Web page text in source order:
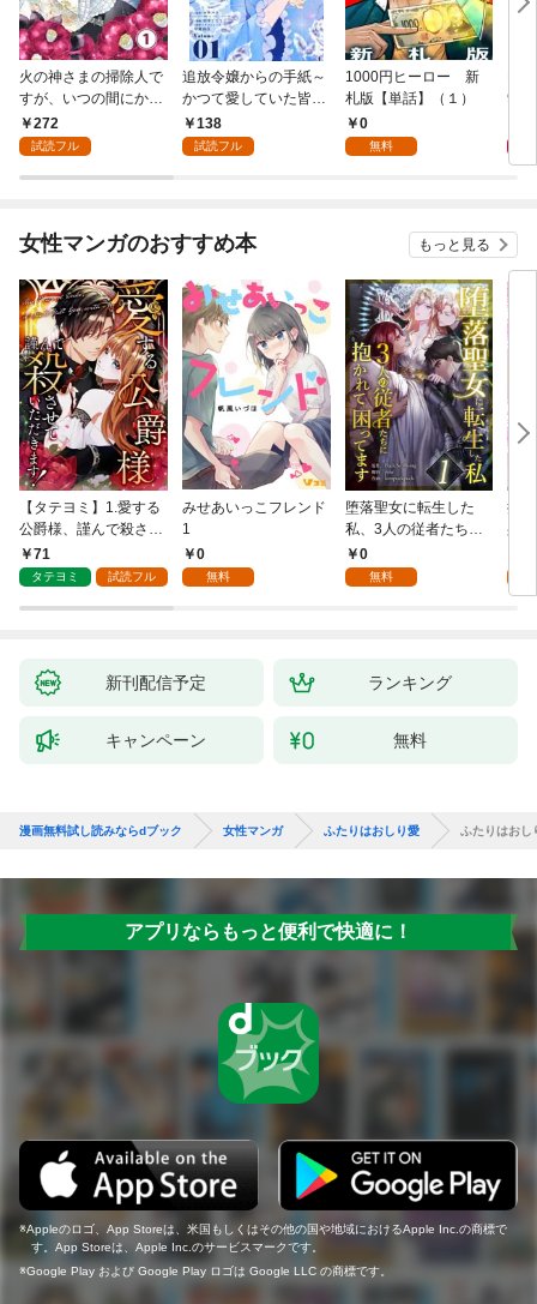
火の神さまの掃除人で
すが、いつの間にか花
嫁として溺愛されてい
ます【単話】（１）
272
試読フル
追放令嬢からの手紙～
かつて愛していた皆さ
まへ 私のことなどお忘
れですか？～【単話】
138
試読フル
1000円ヒーロー 新
札版【単話】（１）
0
無料
9.5
女性マンガのおすすめ本 もっと見る
【タテヨミ】1.愛する
公爵様、謹んで殺させ
ていただきます！
71
タテヨミ 試読フル
みせあいっこフレンド
1
0
無料
堕落聖女に転生した
私、3人の従者たちに
抱かれて困ってます 第
1話
0
無料
授
身
新刊配信予定 ランキング
キャンペーン 無料
漫画無料試し読みならdブック 女性マンガ ふたりはおしり愛 ふたりはおし
アプリならもっと便利で快適に！
Appleのロゴ、App Storeは、米国もしくはその他の国や地域におけるApple Inc.の商標で
す。App Storeは、Apple Inc.のサービスマークです。
Google Play および Google Play ロゴは Google LLC の商標です。